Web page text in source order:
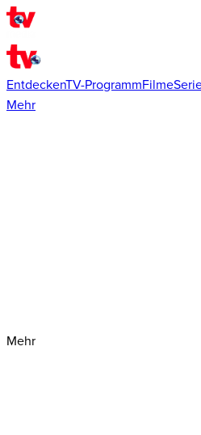
EntdeckenTV-ProgrammFilme
Mehr
Mehr